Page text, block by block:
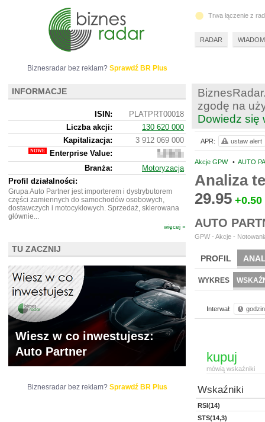
zgodę na
Dowiedz się
Akcje GPW • AUTO
Analiza
29.95 +0.50
AUTO
GPW - Akcje -
PROFIL
WYCENA BR
WYKRES
Interwał:
kupuj
mówią wskaźniki
Wskaźniki
RSI(14)
STS(14,3)
APR: ustaw alert
Biznesradar bez reklam? Sprawdź BR Plus
INFORMACJE
ISIN:
PLATPRT00018
Liczba akcji:
130 620 000
Kapitalizacja:
3 912 069 000
Enterprise Value:
4
362
091
Branża:
Motoryzacja
Profil działalności:
Grupa Auto Partner jest importerem i dystrybutorem
części zamiennych do samochodów osobowych,
dostawczych i motocyklowych. Sprzedaż, skierowana
głównie...
więcej »
TU ZACZNIJ
Wiesz w co inwestujesz:
Auto Partner
Biznesradar bez reklam? Sprawdź BR Plus
Trwa łączenie z
RADAR